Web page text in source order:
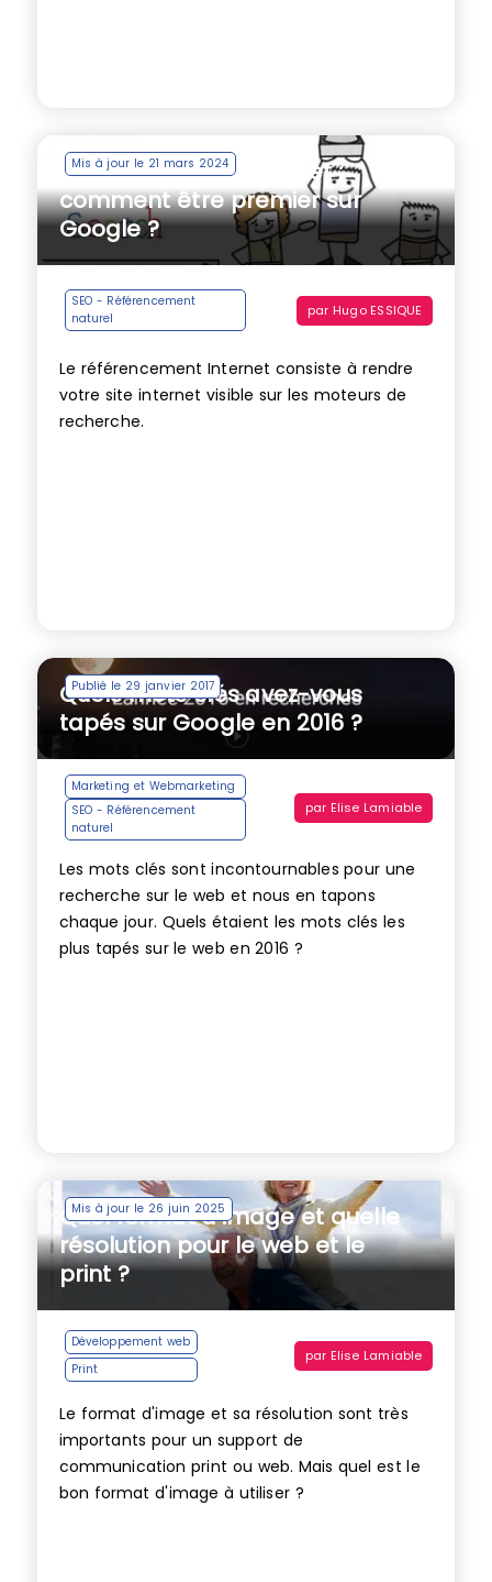
Mis à jour le 21 mars 2024
Référencement Internet :
comment être premier sur
Google ?
SEO - Référencement
naturel
par Hugo ESSIQUE
Le référencement Internet consiste à rendre
votre site internet visible sur les moteurs de
recherche.
Publié le 29 janvier 2017
Quels mots clés avez-vous
tapés sur Google en 2016 ?
Marketing et Webmarketing
SEO - Référencement
naturel
par Elise Lamiable
Les mots clés sont incontournables pour une
recherche sur le web et nous en tapons
chaque jour. Quels étaient les mots clés les
plus tapés sur le web en 2016 ?
Mis à jour le 26 juin 2025
Quel format d’image et quelle
résolution pour le web et le
print ?
Développement web
Print
par Elise Lamiable
Le format d'image et sa résolution sont très
importants pour un support de
communication print ou web. Mais quel est le
bon format d'image à utiliser ?